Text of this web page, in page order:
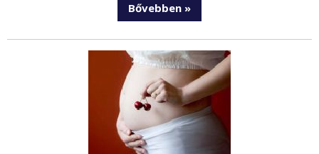
Bővebben »